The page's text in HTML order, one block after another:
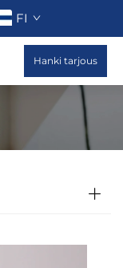
FI
Hanki tarjous